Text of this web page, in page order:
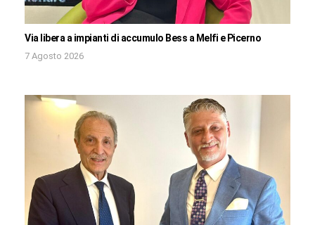
Via libera a impianti di accumulo Bess a Melfi e Picerno
7 Agosto 2026